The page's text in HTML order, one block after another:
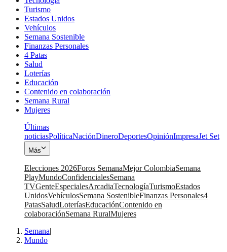
Turismo
Estados Unidos
Vehículos
Semana Sostenible
Finanzas Personales
4 Patas
Salud
Loterías
Educación
Contenido en colaboración
Semana Rural
Mujeres
Últimas
noticiasPolíticaNaciónDineroDeportesOpiniónImpresaJet Set
Más
Elecciones 2026Foros SemanaMejor ColombiaSemana
PlayMundoConfidencialesSemana
TVGenteEspecialesArcadiaTecnologíaTurismoEstados
UnidosVehículosSemana SostenibleFinanzas Personales4
PatasSaludLoteríasEducaciónContenido en
colaboraciónSemana RuralMujeres
Semana|
Mundo